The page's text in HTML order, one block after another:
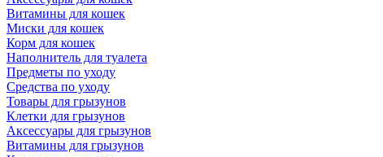
Витамины для кошек
Миски для кошек
Корм для кошек
Наполнитель для туалета
Предметы по уходу
Средства по уходу
Товары для грызунов
Клетки для грызунов
Аксессуары для грызунов
Витамины для грызунов